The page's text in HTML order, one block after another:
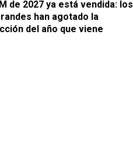
de 2027 ya está vendida: los
han agotado la
del año que viene